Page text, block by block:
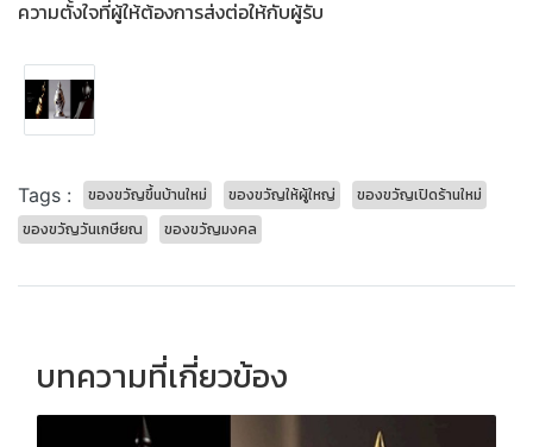
ความตั้งใจที่ผู้ให้ต้องการส่งต่อให้กับผู้รับ
Tags : ของขวัญขึ้นบ้านใหม่ ของขวัญให้ผู้ใหญ่
ของขวัญเปิดร้านใหม่
ของขวัญวันเกษียณ
ของขวัญมงคล
บทความที่เกี่ยวข้อง